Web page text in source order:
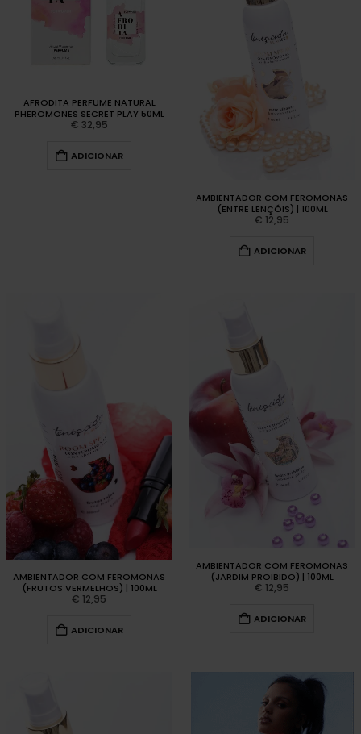
AFRODITA PERFUME NATURAL
PHEROMONES SECRET PLAY 50ML
€ 32,95
ADICIONAR
AMBIENTADOR COM FEROMONAS
(ENTRE LENÇÓIS) | 100ML
€ 12,95
ADICIONAR
AMBIENTADOR COM FEROMONAS
(FRUTOS VERMELHOS) | 100ML
€ 12,95
ADICIONAR
AMBIENTADOR COM FEROMONAS
(JARDIM PROIBIDO) | 100ML
€ 12,95
ADICIONAR